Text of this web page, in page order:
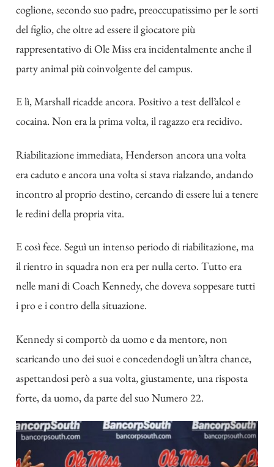
coglione, secondo suo padre, preoccupatissimo per le sorti
del figlio, che oltre ad essere il giocatore più
rappresentativo di Ole Miss era incidentalmente anche il
party animal più coinvolgente del campus.
E lì, Marshall ricadde ancora. Positivo a test dell’alcol e
cocaina. Non era la prima volta, il ragazzo era recidivo.
Riabilitazione immediata, Henderson ancora una volta
era caduto e ancora una volta si stava rialzando, andando
incontro al proprio destino, cercando di essere lui a tenere
le redini della propria vita.
E così fece. Seguì un intenso periodo di riabilitazione, ma
il rientro in squadra non era per nulla certo. Tutto era
nelle mani di Coach Kennedy, che doveva soppesare tutti
i pro e i contro della situazione.
Kennedy si comportò da uomo e da mentore, non
scaricando uno dei suoi e concedendogli un’altra chance,
aspettandosi però a sua volta, giustamente, una risposta
forte, da uomo, da parte del suo Numero 22.